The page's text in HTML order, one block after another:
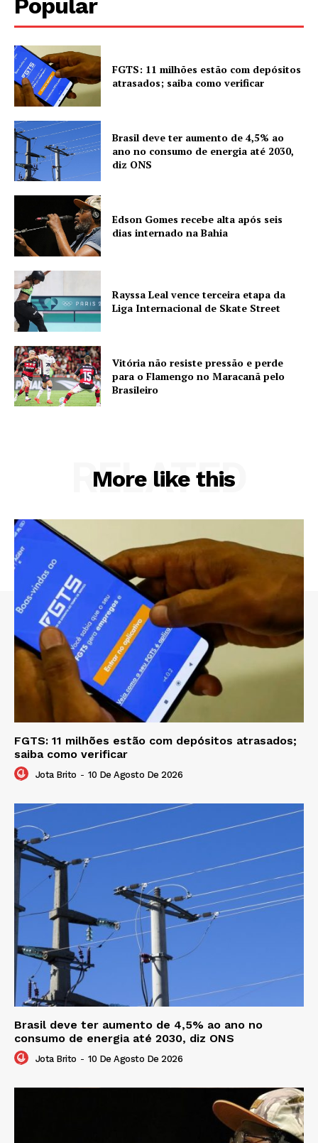
Popular
FGTS: 11 milhões estão com depósitos
atrasados; saiba como verificar
Brasil deve ter aumento de 4,5% ao
ano no consumo de energia até 2030,
diz ONS
Edson Gomes recebe alta após seis
dias internado na Bahia
Rayssa Leal vence terceira etapa da
Liga Internacional de Skate Street
Vitória não resiste pressão e perde
para o Flamengo no Maracanã pelo
Brasileiro
More like this
RELATED
FGTS: 11 milhões estão com depósitos atrasados;
saiba como verificar
Jota Brito - 10 De Agosto De 2026
Brasil deve ter aumento de 4,5% ao ano no
consumo de energia até 2030, diz ONS
Jota Brito - 10 De Agosto De 2026